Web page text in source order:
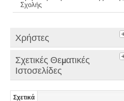
Σχολής
Χρήστες
Σχετικές Θεματικές
Ιστοσελίδες
Σχετικά